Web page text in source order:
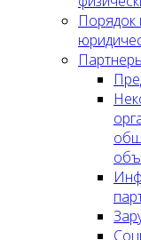
Порядок